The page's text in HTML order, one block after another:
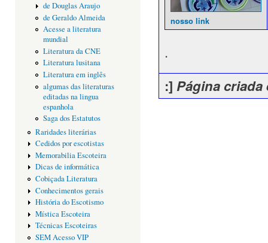
de Douglas Araujo
de Geraldo Almeida
Acesse a literatura
mundial
Literatura da CNE
Literatura lusitana
Literatura em inglês
algumas das literaturas
editadas na lingua
espanhola
Saga dos Estatutos
Raridades literárias
Cedidos por escotistas
Memorabilia Escoteira
Dicas de informática
Cobiçada Literatura
Conhecimentos gerais
História do Escotismo
Mística Escoteira
Técnicas Escoteiras
SEM Acesso VIP
nosso link
.
:] Página criada